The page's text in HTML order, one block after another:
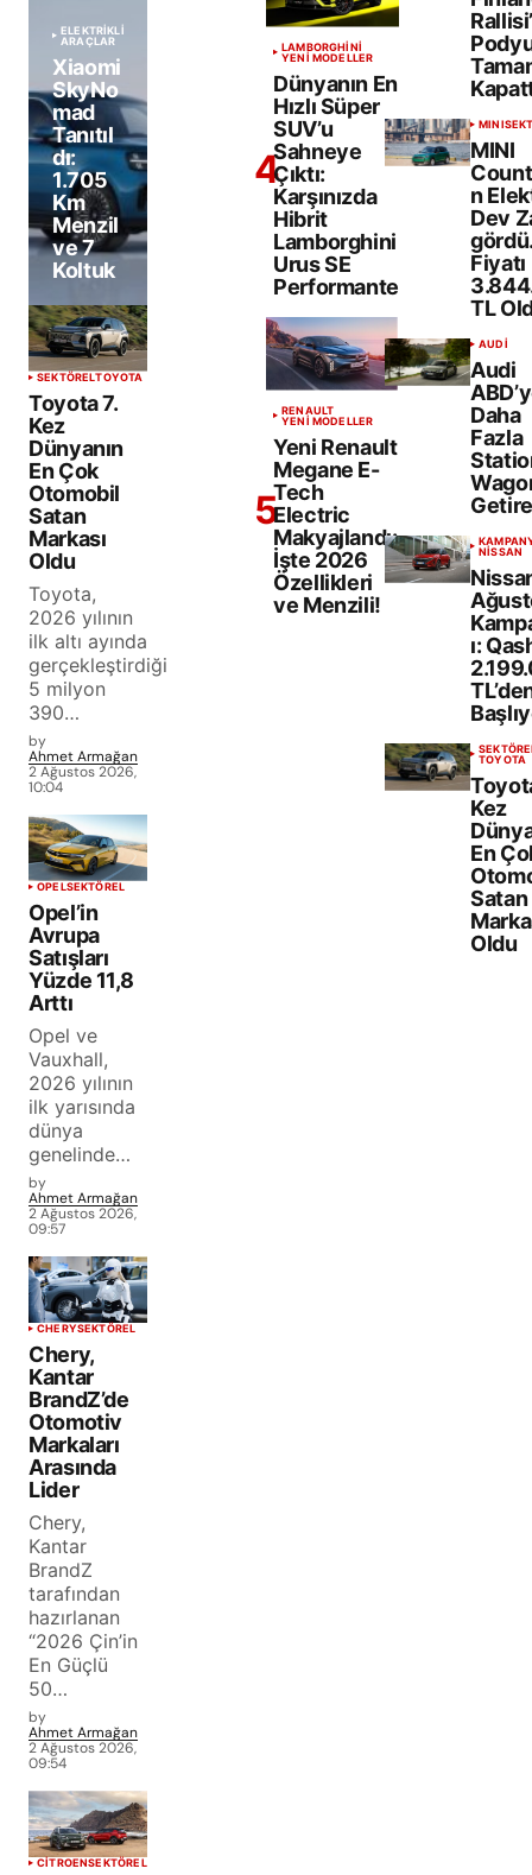
LAMBORGHINI
YENİ MODELLER
Dünyanın En
Hızlı Süper
SUV’u
Sahneye
Çıktı:
Karşınızda
Hibrit
Lamborghini
Urus SE
Performante
RENAULT
YENİ MODELLER
Yeni Renault
Megane E-
Tech
Electric
Makyajlandı:
İşte 2026
Özellikleri
ve Menzili!
ELEKTRİKLİ
ARAÇLAR
Xiaomi
SkyNo
mad
Tanıtıl
dı:
1.705
Km
Menzil
ve 7
Koltuk
SEKTÖRELTOYOTA
Toyota 7.
Kez
Dünyanın
En Çok
Otomobil
Satan
Markası
Oldu
Toyota,
2026 yılının
ilk altı ayında
gerçekleştirdiği
5 milyon
390…
by
Ahmet Armağan
2 Ağustos 2026,
10:04
OPELSEKTÖREL
Opel’in
Avrupa
Satışları
Yüzde 11,8
Arttı
Opel ve
Vauxhall,
2026 yılının
ilk yarısında
dünya
genelinde…
by
Ahmet Armağan
2 Ağustos 2026,
09:57
CHERYSEKTÖREL
Chery,
Kantar
BrandZ’de
Otomotiv
Markaları
Arasında
Lider
Chery,
Kantar
BrandZ
tarafından
hazırlanan
“2026 Çin’in
En Güçlü
50…
by
Ahmet Armağan
2 Ağustos 2026,
09:54
CITROENSEKTÖREL
MINI
MINI
n
Dev
gördü.
Fiyatı
TL
AUDI
Audi
Daha
Fazla
NISSAN
ı:
TOYOTA
Kez
En
Satan
Oldu